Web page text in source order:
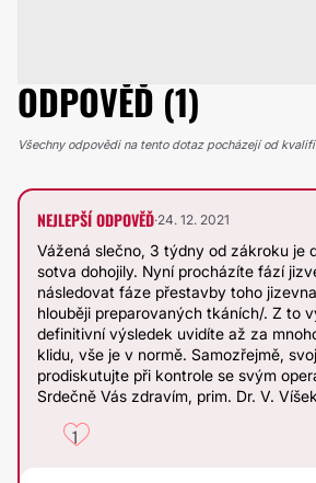
ODPOVĚĎ (1)
Všechny odpovědi na tento dotaz pocházejí od
NEJLEPŠÍ ODPOVĚĎ·24. 12. 2021
Vážená slečno, 3 týdny od zákroku je
sotva dohojily. Nyní procházíte fází
následovat fáze přestavby toho
hlouběji preparovaných tkáních/. Z to
definitivní výsledek uvidíte až za
klidu, vše je v normě. Samozřejmě,
prodiskutujte při kontrole se svým
Srdečně Vás zdravím, prim. Dr. V.
1